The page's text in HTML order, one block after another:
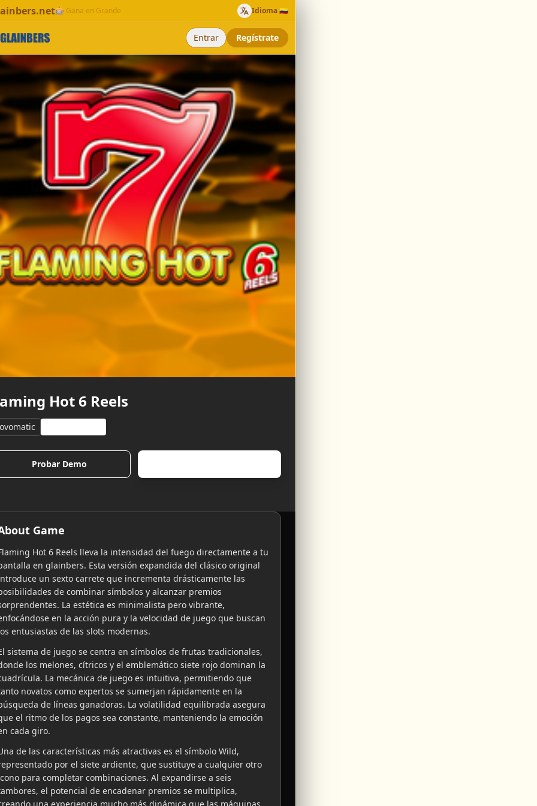
🎰 Gana en Grande Idioma 🇨🇴
Entrar Regístrate
Hot 6 Reels
Probar Demo
Game
Hot 6 Reels lleva la intensidad del fuego directamente a tu
en glainbers. Esta versión expandida del clásico original
un sexto carrete que incrementa drásticamente las
de combinar símbolos y alcanzar premios
La estética es minimalista pero vibrante,
en la acción pura y la velocidad de juego que buscan
entusiastas de las slots modernas.
sistema de juego se centra en símbolos de frutas tradicionales,
los melones, cítricos y el emblemático siete rojo dominan la
La mecánica de juego es intuitiva, permitiendo que
novatos como expertos se sumerjan rápidamente en la
de líneas ganadoras. La volatilidad equilibrada asegura
el ritmo de los pagos sea constante, manteniendo la emoción
cada giro.
de las características más atractivas es el símbolo Wild,
por el siete ardiente, que sustituye a cualquier otro
para completar combinaciones. Al expandirse a seis
el potencial de encadenar premios se multiplica,